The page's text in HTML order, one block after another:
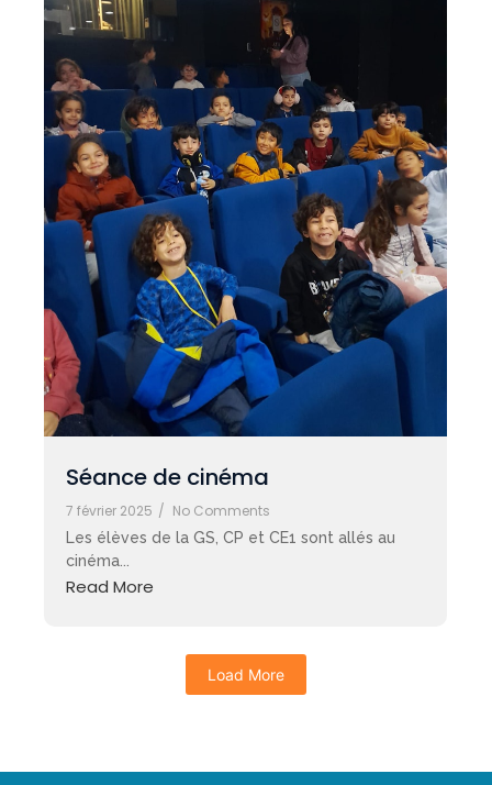
Séance de cinéma
7 février 2025 / No Comments
Les élèves de la GS, CP et CE1 sont allés au
cinéma...
Read More
Load More